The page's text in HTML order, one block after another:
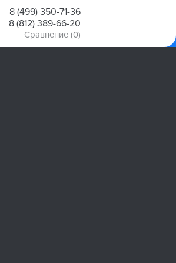
8 (499) 350-71-36
8 (812) 389-66-20
Сравнение (0)